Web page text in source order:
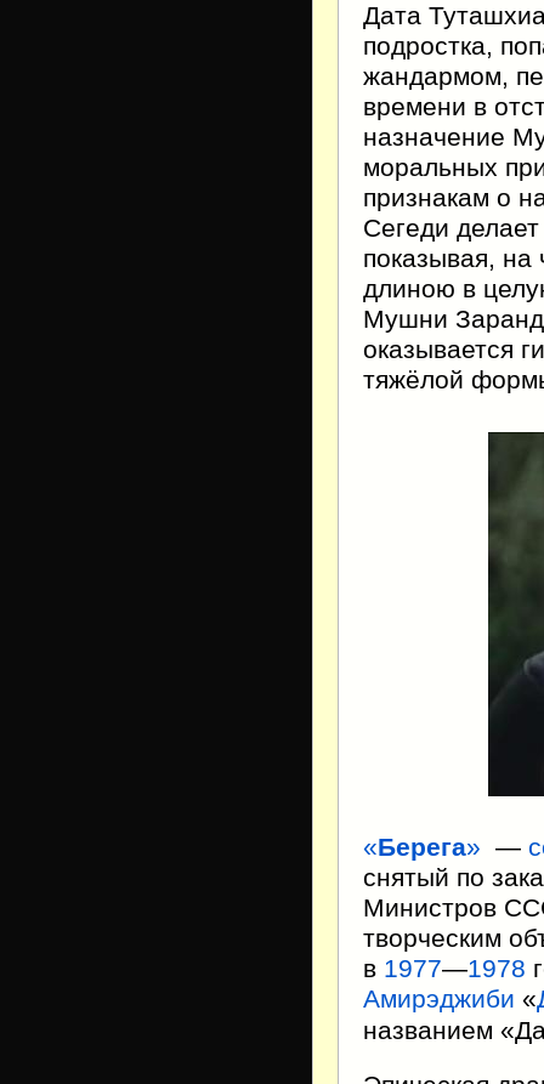
Дата
подростка,
жандармом,
времени в
назначение
моральных
признакам о
Сегеди
показывая, на
длиною в
Мушни
оказывается
тяжёлой
«Берега» —
снятый по
Министров
творческим
в 1977—1978
Амирэджиби «
названием